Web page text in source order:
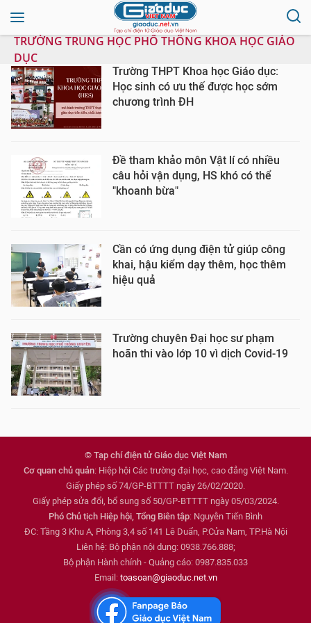
TRƯỜNG TRUNG HỌC PHỔ THÔNG KHOA HỌC GIÁO
DỤC
Trường THPT Khoa học Giáo dục:
Học sinh có ưu thế được học sớm
chương trình ĐH
Đề tham khảo môn Vật lí có nhiều
câu hỏi vận dụng, HS khó có thể
"khoanh bừa"
Cần có ứng dụng điện tử giúp công
khai, hậu kiểm dạy thêm, học thêm
hiệu quả
Trường chuyên Đại học sư phạm
hoãn thi vào lớp 10 vì dịch Covid-19
© Tạp chí điện tử Giáo dục Việt Nam
Cơ quan chủ quản: Hiệp hội Các trường đại học, cao đẳng Việt Nam.
Giấy phép số 74/GP-BTTTT ngày 26/02/2020.
Giấy phép sửa đổi, bổ sung số 50/GP-BTTTT ngày 05/03/2024.
Phó Chủ tịch Hiệp hội, Tổng Biên tập: Nguyễn Tiến Bình
ĐC: Tầng 3 Khu A, Phòng 3,4 số 141 Lê Duẩn, P.Cửa Nam, TP.Hà Nội
Liên hệ: Bộ phận nội dung: 0938.766.888;
Bộ phận Hành chính - Quảng cáo: 0987.835.033
Email: toasoan@giaoduc.net.vn